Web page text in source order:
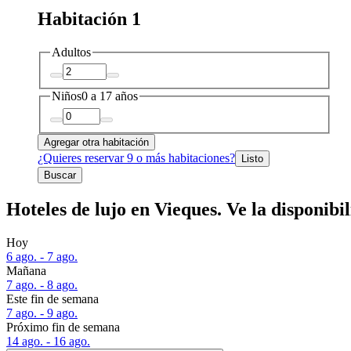
Habitación 1
Adultos
Niños0 a 17 años
Agregar otra habitación
¿Quieres reservar 9 o más habitaciones? Listo
Buscar
Hoteles de lujo en Vieques. Ve la
Hoy
6 ago. - 7 ago.
Mañana
7 ago. - 8 ago.
Este fin de semana
7 ago. - 9 ago.
Próximo fin de semana
14 ago. - 16 ago.